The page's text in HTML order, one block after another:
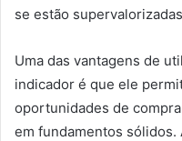
se estão
Uma das vantagens de
indicador é que ele
oportunidades de
em fundamentos sólidos.